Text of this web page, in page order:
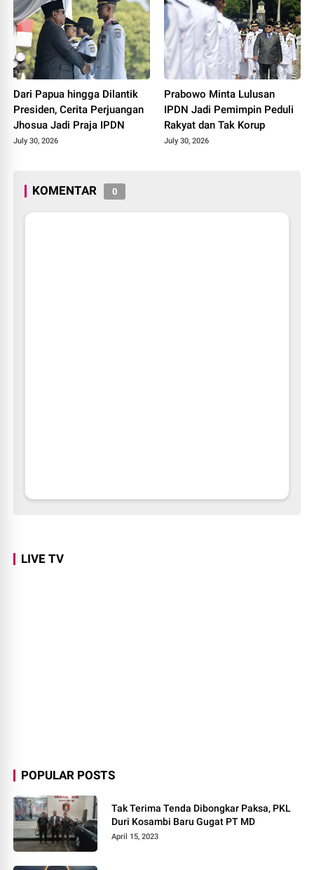
Dari Papua hingga Dilantik
Presiden, Cerita Perjuangan
Jhosua Jadi Praja IPDN
July 30, 2026
Prabowo Minta Lulusan
IPDN Jadi Pemimpin Peduli
Rakyat dan Tak Korup
July 30, 2026
KOMENTAR 0
LIVE TV
POPULAR POSTS
Tak Terima Tenda Dibongkar Paksa, PKL
Duri Kosambi Baru Gugat PT MD
April 15, 2023